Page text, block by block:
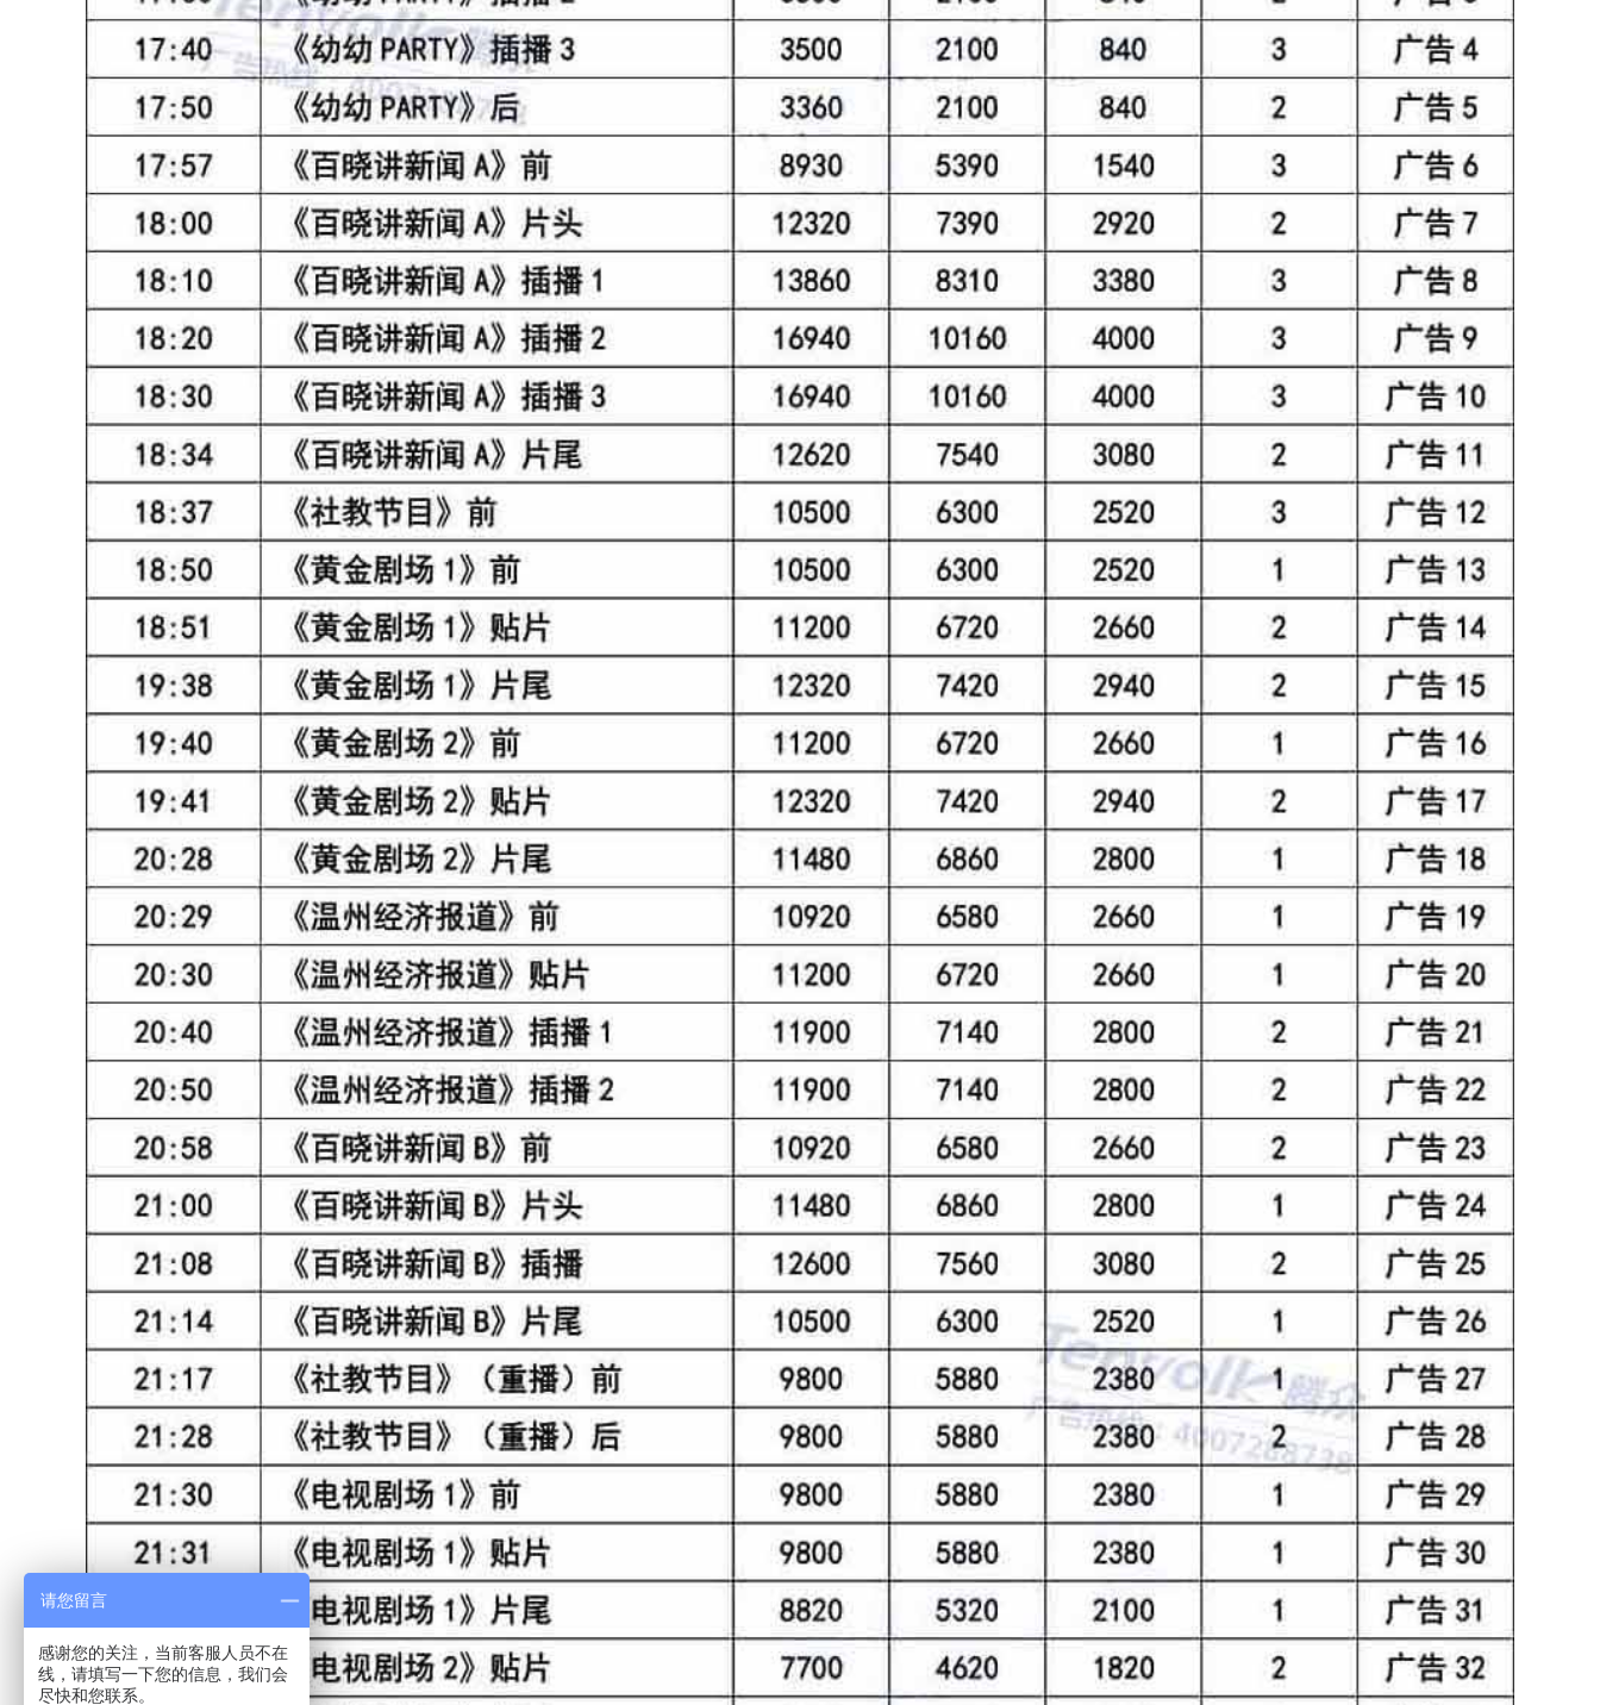
请您留言
感谢您的关注，当前客服人员不在
线，请填写一下您的信息，我们会
尽快和您联系。